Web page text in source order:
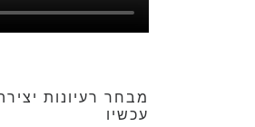
מבחר רעיונות
עכשיו